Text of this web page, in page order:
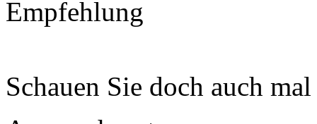
Empfehlung
Schauen Sie doch auch